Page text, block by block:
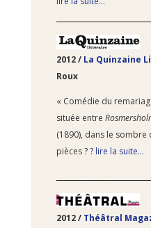
2012 / La Quinzaine
Roux
« Comédie du
située entre
(1890), dans le
pièces ?? lire la suite…
2012 / Théâtral